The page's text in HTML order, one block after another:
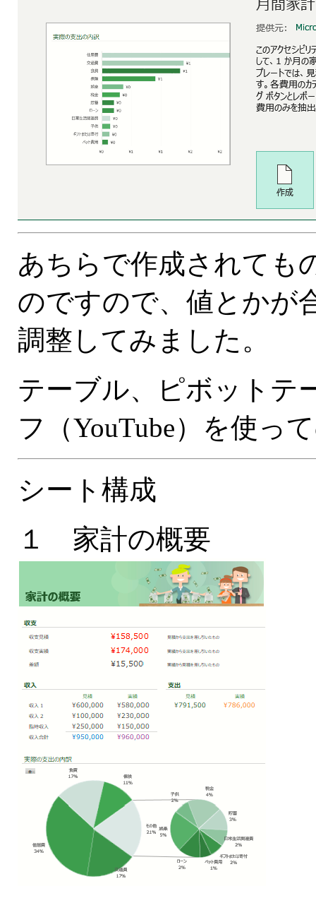
あちらで作成されても
のですので、値とかが
調整してみました。
テーブル、ピボットテ
フ（YouTube）を使っ
シート構成
１ 家計の概要